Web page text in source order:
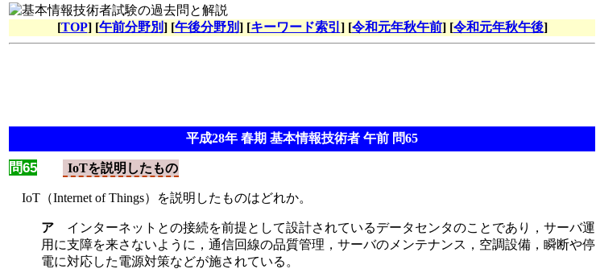
[TOP] [午前分野別] [午後分野別] [キーワード索引 ] [令和元年秋午前] [令和元年秋午後]
平成28年 春期 基本情報技術者 午前 問65
問65 IoTを説明したもの
IoT（Internet of Things）を説明したものはどれか。
ア インターネットとの接続を前提として設計されているデータセンタのことであり，サーバ運
用に支障を来さないように，通信回線の品質管理，サーバのメンテナンス，空調設備，瞬断や停
電に対応した電源対策などが施されている。